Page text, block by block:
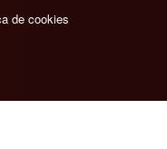
de cookies